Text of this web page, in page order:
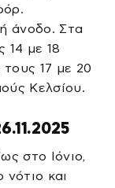
άνοδο. Στα
14 με 18
τους 17 με 20
Κελσίου.
στο Ιόνιο,
νότιο και